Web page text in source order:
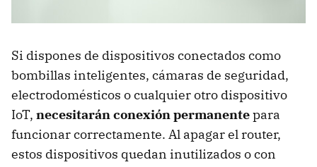
Si dispones de dispositivos conectados como
bombillas inteligentes, cámaras de seguridad,
electrodomésticos o cualquier otro dispositivo
IoT, necesitarán conexión permanentepara
funcionar correctamente. Al apagar el router,
estos dispositivos quedan inutilizados o con